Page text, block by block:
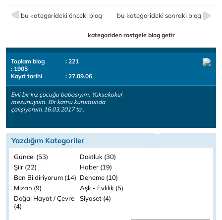
bu kategorideki önceki blog bu kategorideki sonraki blog
kategoriden rastgele blog getir
Toplam blog
: 221
: 1905
Kayıt tarihi
: 27.09.06
Evli bir kız çocuğu babasıyım. Yüksekokul
mezunuyum. Bir kamu kurumunda
çalışıyorum.16.03.2017 ta..
Yazdığım Kategoriler
Güncel (53)
Dostluk (30)
Şiir (22)
Haber (19)
Ben Bildiriyorum (14) Deneme (10)
Mizah (9)
Aşk - Evlilik (5)
Doğal Hayat / Çevre
(4)
Siyaset (4)